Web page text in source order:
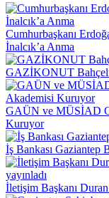
Cumhurbaşkanı
İnalcık’a Anma
GAZİKONUT
GAÜN ve MÜSİAD
Kuruyor
İş Bankası Gaziantep
İletişim Başkanı